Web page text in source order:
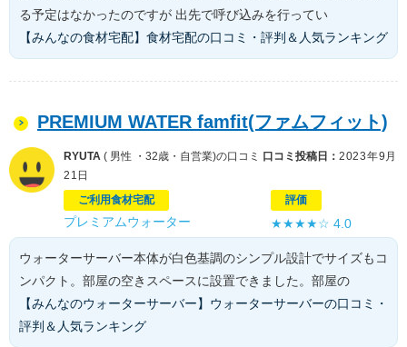
る予定はなかったのですが 出先で呼び込みを行ってい
【みんなの食材宅配】食材宅配の口コミ・評判＆人気ランキング
PREMIUM WATER famfit(ファムフィット)
RYUTA ( 男性 ・32歳・自営業)の口コミ 口コミ投稿日： 2023年9月
21日
ご利用食材宅配
プレミアムウォーター
評価
★★★★☆4.0
ウォーターサーバー本体が白色基調のシンプル設計でサイズもコ
ンパクト。部屋の空きスペースに設置できました。部屋の
【みんなのウォーターサーバー】ウォーターサーバーの口コミ・
評判＆人気ランキング